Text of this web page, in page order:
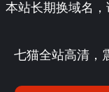
本站长期换域名
七猫全站高清，